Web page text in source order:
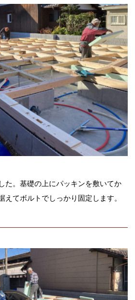
た。基礎の上にパッキンを敷いてか
えてボルトでしっかり固定します。